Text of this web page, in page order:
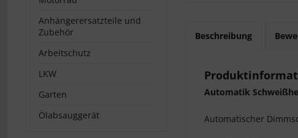
Anhängerersatzteile und
Zubehör
Arbeitschutz
LKW
Garten
Ölabsauggerät
Beschreibung
Automatik
Automatischer